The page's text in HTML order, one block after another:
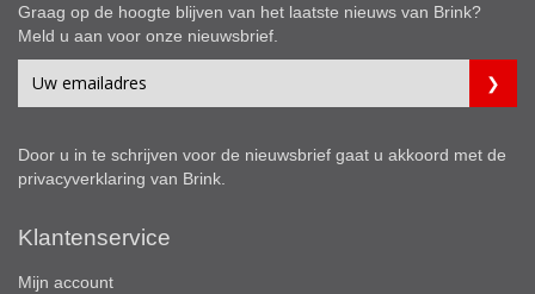
Graag op de hoogte blijven van het laatste nieuws van Brink?
Meld u aan voor onze nieuwsbrief.
Door u in te schrijven voor de nieuwsbrief gaat u akkoord met de
privacyverklaring van Brink.
Klantenservice
Mijn account